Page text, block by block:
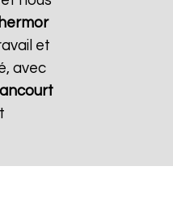
et
avec